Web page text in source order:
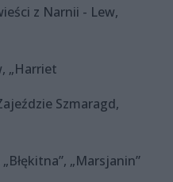
z Narnii - Lew,
„Harriet
Szmaragd,
„Marsjanin”